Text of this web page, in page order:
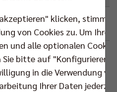
(.ics)
klicken, stimmen
von Cookies zu. Um Ihre
und alle optionalen Cookies
bitte auf "Konfigurieren".
in die Verwendung
Ihrer Daten